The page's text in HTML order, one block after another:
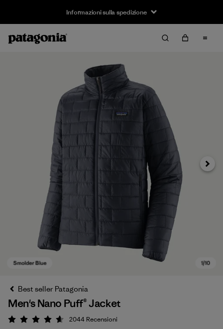
Informazioni sulla spedizione
Avanti
Best seller Patagonia
Men's Nano Puff® Jacket
Valutazione: 4.6 / 5
2044 Recensioni